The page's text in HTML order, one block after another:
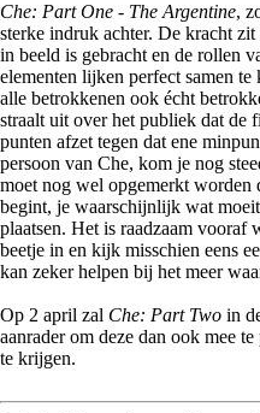
Che: Part One - The Argentine,
sterke indruk achter. De kracht
in beeld is gebracht en de rollen
elementen lijken perfect samen
alle betrokkenen ook écht
straalt uit over het publiek dat de
punten afzet tegen dat ene
persoon van Che, kom je nog
moet nog wel opgemerkt worden
begint, je waarschijnlijk wat
plaatsen. Het is raadzaam vooraf
beetje in en kijk misschien eens
kan zeker helpen bij het meer
Op 2 april zal Che: Part Two in
aanrader om deze dan ook mee
te krijgen.